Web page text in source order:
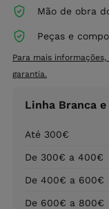
Mão de obra
Peças e
Para mais
garantia.
Linha Branca e
Até 300€
De 300€ a 400€
De 400€ a 600€
De 600€ a 800€